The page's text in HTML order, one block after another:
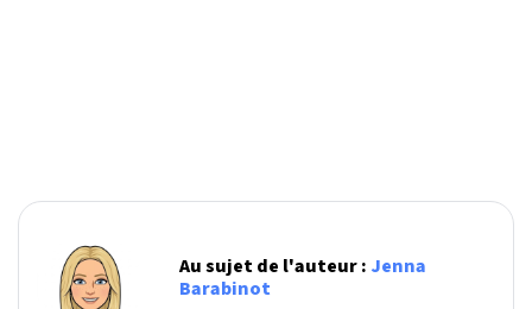
Au sujet de l'auteur : Jenna
Barabinot